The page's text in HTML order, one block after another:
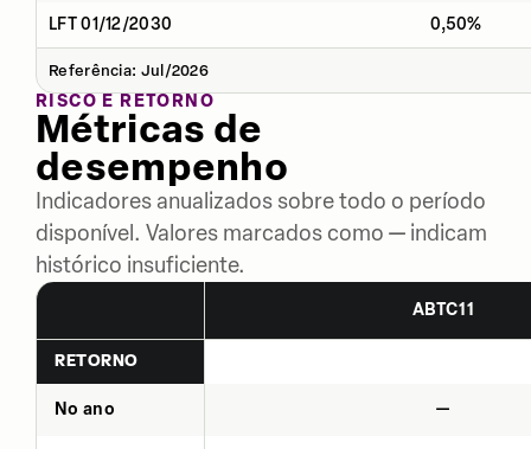
LFT 01/12/2030 0,50%
Referência: Jul/2026
RISCO E RETORNO
Métricas de
desempenho
Indicadores anualizados sobre todo o período
disponível. Valores marcados como — indicam
histórico insuficiente.
ABTC11
RETORNO
No ano —